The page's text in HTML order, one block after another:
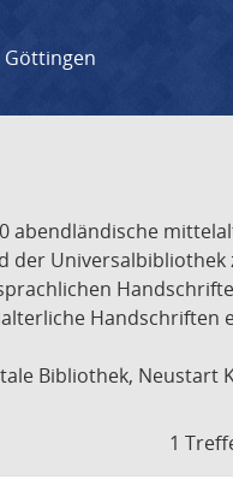
Göttingen
abendländische
Handschriften
Bibliothek, Neustart
1